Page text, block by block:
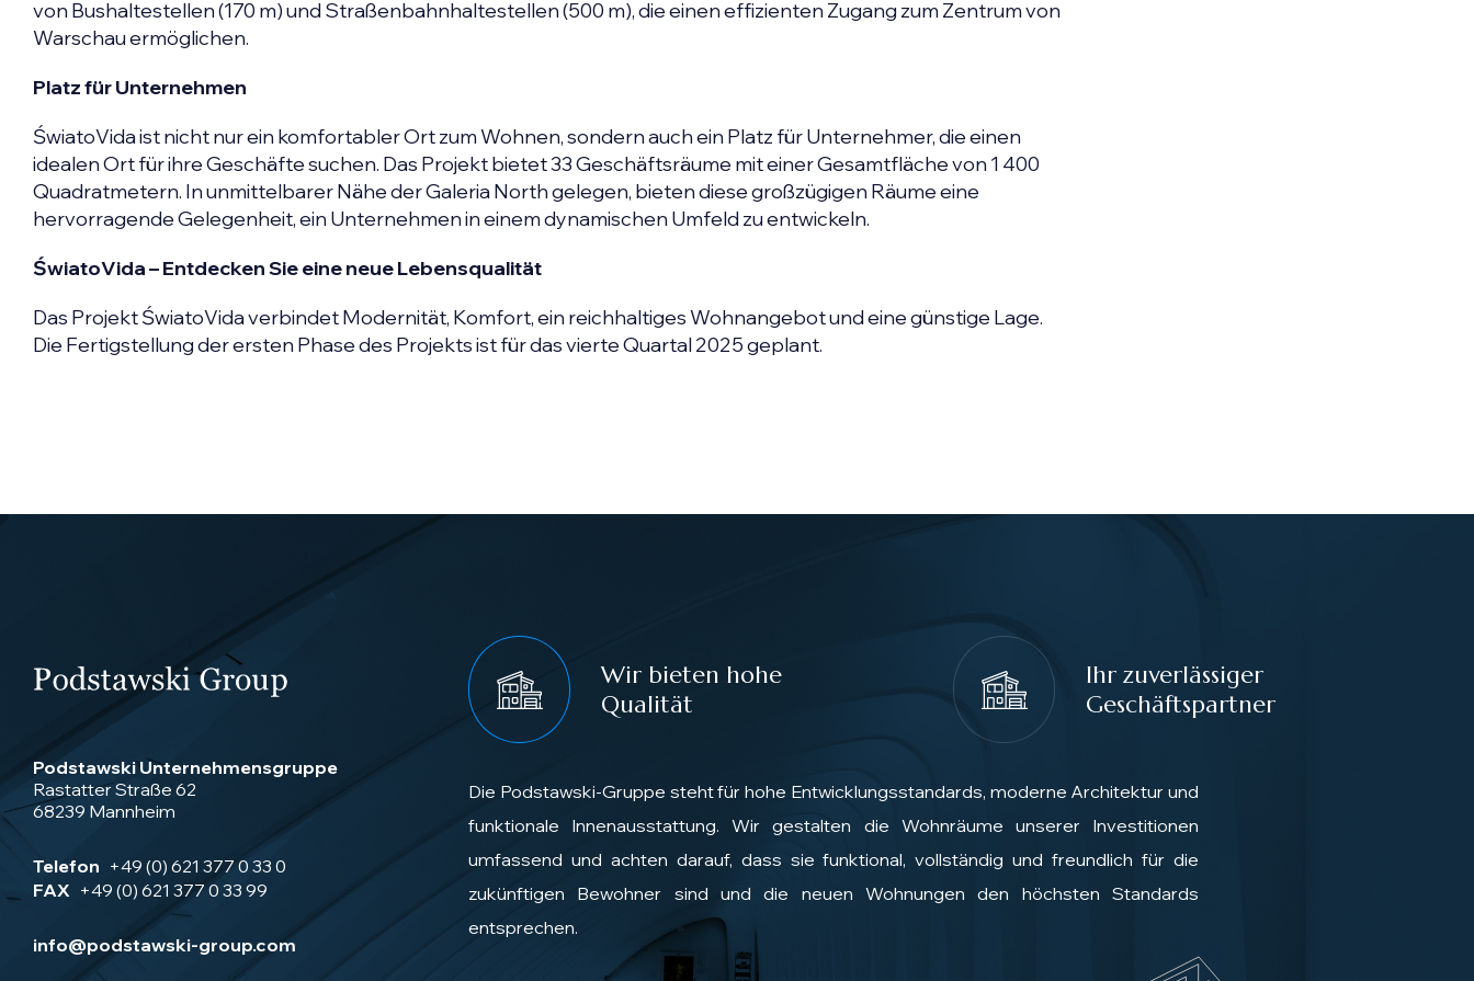
von Bushaltestellen (170 m) und Straßenbahnhaltestellen (500 m), die einen effizienten Zugang zum Zentrum von
Warschau ermöglichen.
Platz für Unternehmen
ŚwiatoVida ist nicht nur ein komfortabler Ort zum Wohnen, sondern auch ein Platz für Unternehmer, die einen
idealen Ort für ihre Geschäfte suchen. Das Projekt bietet 33 Geschäftsräume mit einer Gesamtfläche von 1 400
Quadratmetern. In unmittelbarer Nähe der Galeria North gelegen, bieten diese großzügigen Räume eine
hervorragende Gelegenheit, ein Unternehmen in einem dynamischen Umfeld zu entwickeln.
ŚwiatoVida – Entdecken Sie eine neue Lebensqualität
Das Projekt ŚwiatoVida verbindet Modernität, Komfort, ein reichhaltiges Wohnangebot und eine günstige Lage.
Die Fertigstellung der ersten Phase des Projekts ist für das vierte Quartal 2025 geplant.
Podstawski Unternehmensgruppe
Rastatter Straße 62
68239 Mannheim
Telefon +49 (0) 621 377 0 33 0
FAX +49 (0) 621 377 0 33 99
info@podstawski-group.com
Wir bieten hohe
Qualität
Ihr zuverlässiger
Geschäftspartner
Die Podstawski-Gruppe steht für hohe Entwicklungsstandards, moderne Architektur und
funktionale Innenausstattung. Wir gestalten die Wohnräume unserer Investitionen
umfassend und achten darauf, dass sie funktional, vollständig und freundlich für die
zukünftigen Bewohner sind und die neuen Wohnungen den höchsten Standards
entsprechen.